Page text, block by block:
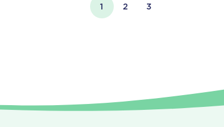
Page courante
1 Page
2 Page
3